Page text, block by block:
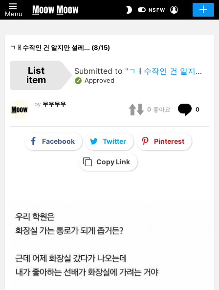
Menu
SWITCHNSFW
ㄱㅐ수작인 건 알지만 설레... (8/15)
List
item
Submitted to "ㄱㅐ수작인 건 알지만 설레…"
Approved
by 무우무우
0 좋아요 0
Facebook Twitter Pinterest
Copy Link